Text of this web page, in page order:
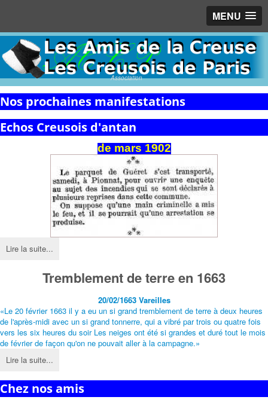
MENU
Association
Nos prochaines manifestations
Echos Creusois d'antan
de mars 1902
Lire la suite...
Tremblement de terre en 1663
20/02/1663 Vareilles
«Le 20 février 1663 il y a eu un si grand tremblement de terre à deux heures
de l'après-midi avec un si grand tonnerre, qui a vibré par trois ou quatre fois
vers les six heures du soir Les neiges ont été si grandes et duré tout le mois
de février de façon qu'on ne pouvait aller à la campagne.»
Lire la suite...
Chez nos amis